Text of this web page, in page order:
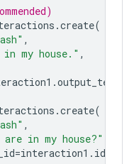
.create(
,
my house." ,
.output_text
.create(
,
are in my house?"
=interaction1 . id